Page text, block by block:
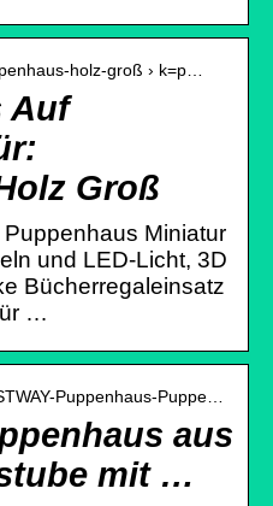
holz-groß › k=p…
Auf
Groß
Miniatur
und LED-Licht, 3D
Bücherregaleinsatz
…
Puppenhaus-Puppe…
aus
mit …